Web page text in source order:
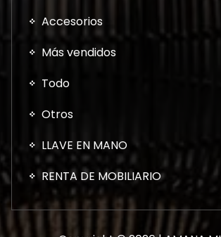
Accesorios
Más vendidos
Todo
Otros
LLAVE EN MANO
RENTA DE MOBILIARIO